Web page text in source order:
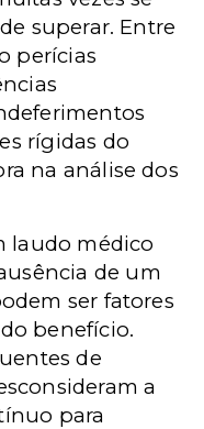
superar. Entre
perícias
rígidas do
na análise dos
laudo médico
de um
ser fatores
benefício.
de
a
para